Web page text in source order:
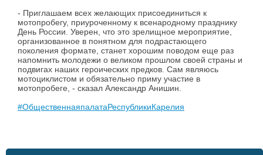
- Приглашаем всех желающих присоединиться к
мотопробегу, приуроченному к всенародному празднику
День России. Уверен, что это зрелищное мероприятие,
организованное в понятном для подрастающего
поколения формате, станет хорошим поводом еще раз
напомнить молодежи о великом прошлом своей страны и
подвигах наших героических предков. Сам являюсь
мотоциклистом и обязательно приму участие в
мотопробеге, - сказал Александр Анишин.
#ОбщественнаяпалатаРеспубликиКарелия